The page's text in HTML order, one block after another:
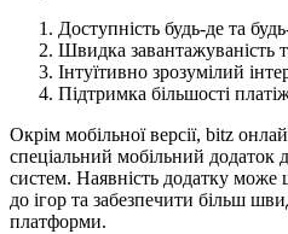
Доступність будь-де та
Швидка завантажуваність
Інтуїтивно зрозумілий
Підтримка більшості
Окрім мобільної версії, bitz
спеціальний мобільний додаток
систем. Наявність додатку може
до ігор та забезпечити більш
платформи.